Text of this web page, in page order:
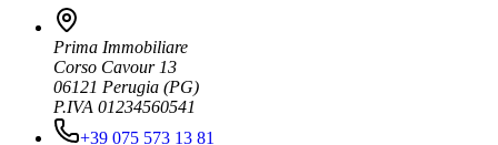
Prima Immobiliare
Corso Cavour 13
06121 Perugia (PG)
P.IVA 01234560541
+39 075 573 13 81